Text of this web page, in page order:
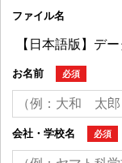
ファイル名
お名前 必須
会社・学校名 必須